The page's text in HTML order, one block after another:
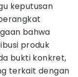
keputusan
bahwa
produk
bukti konkret,
terkait dengan